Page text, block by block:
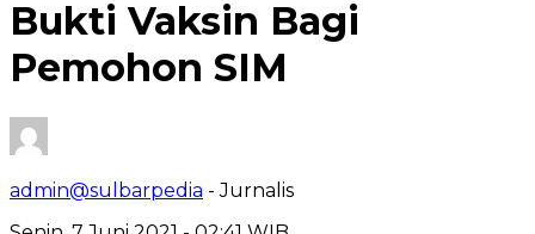
Bukti Vaksin Bagi
Pemohon SIM
admin@sulbarpedia - Jurnalis